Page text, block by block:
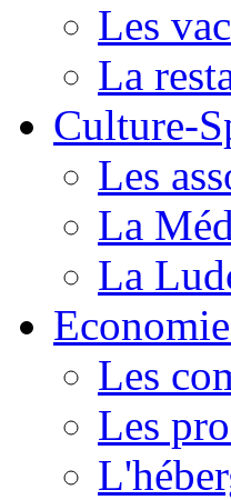
Les
La
Culture-
Les
La
La
Les
Les